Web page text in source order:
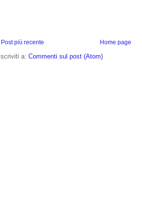
Post più recente Home page
Iscriviti a: Commenti sul post (Atom)